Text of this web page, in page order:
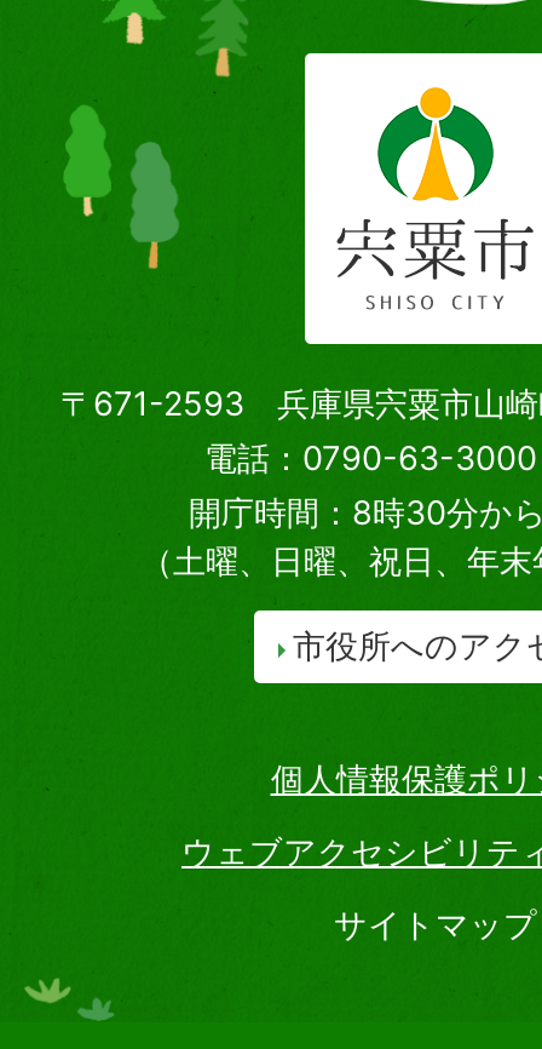
〒671-2593 兵庫県宍粟市山崎
電話：0790-63-3000
開庁時間：8時30分か
（土曜、日曜、祝日、年
市役所へのアク
個人情報保護ポ
ウェブアクセシビリテ
サイトマップ